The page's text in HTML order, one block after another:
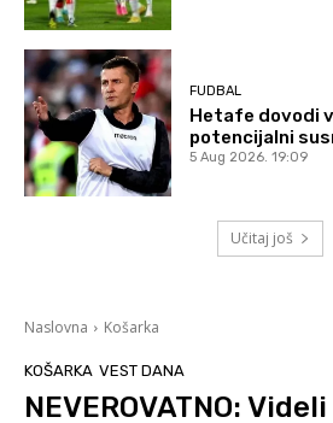
FUDBAL
Hetafe dovodi
potencijalni
5 Aug 2026. 19:09
Učitaj još